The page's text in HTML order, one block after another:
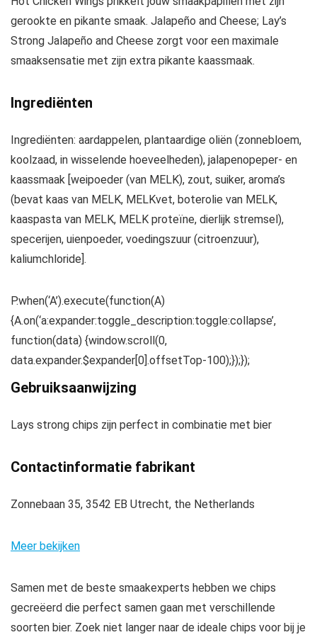
gerookte en pikante smaak. Jalapeño and Cheese; Lay’s
Strong Jalapeño and Cheese zorgt voor een maximale
smaaksensatie met zijn extra pikante kaassmaak.
Ingrediënten
Ingrediënten: aardappelen, plantaardige oliën (zonnebloem,
koolzaad, in wisselende hoeveelheden), jalapenopeper- en
kaassmaak [weipoeder (van MELK), zout, suiker, aroma’s
(bevat kaas van MELK, MELKvet, boterolie van MELK,
kaaspasta van MELK, MELK proteïne, dierlijk stremsel),
specerijen, uienpoeder, voedingszuur (citroenzuur),
kaliumchloride].
P.when(‘A’).execute(function(A)
{A.on(‘a:expander:toggle_description:toggle:collapse’,
function(data) {window.scroll(0,
data.expander.$expander[0].offsetTop-100);});});
Gebruiksaanwijzing
Lays strong chips zijn perfect in combinatie met bier
Contactinformatie fabrikant
Zonnebaan 35, 3542 EB Utrecht, the Netherlands
Meer bekijken
Samen met de beste smaakexperts hebben we chips
gecreëerd die perfect samen gaan met verschillende
soorten bier. Zoek niet langer naar de ideale chips voor bij je